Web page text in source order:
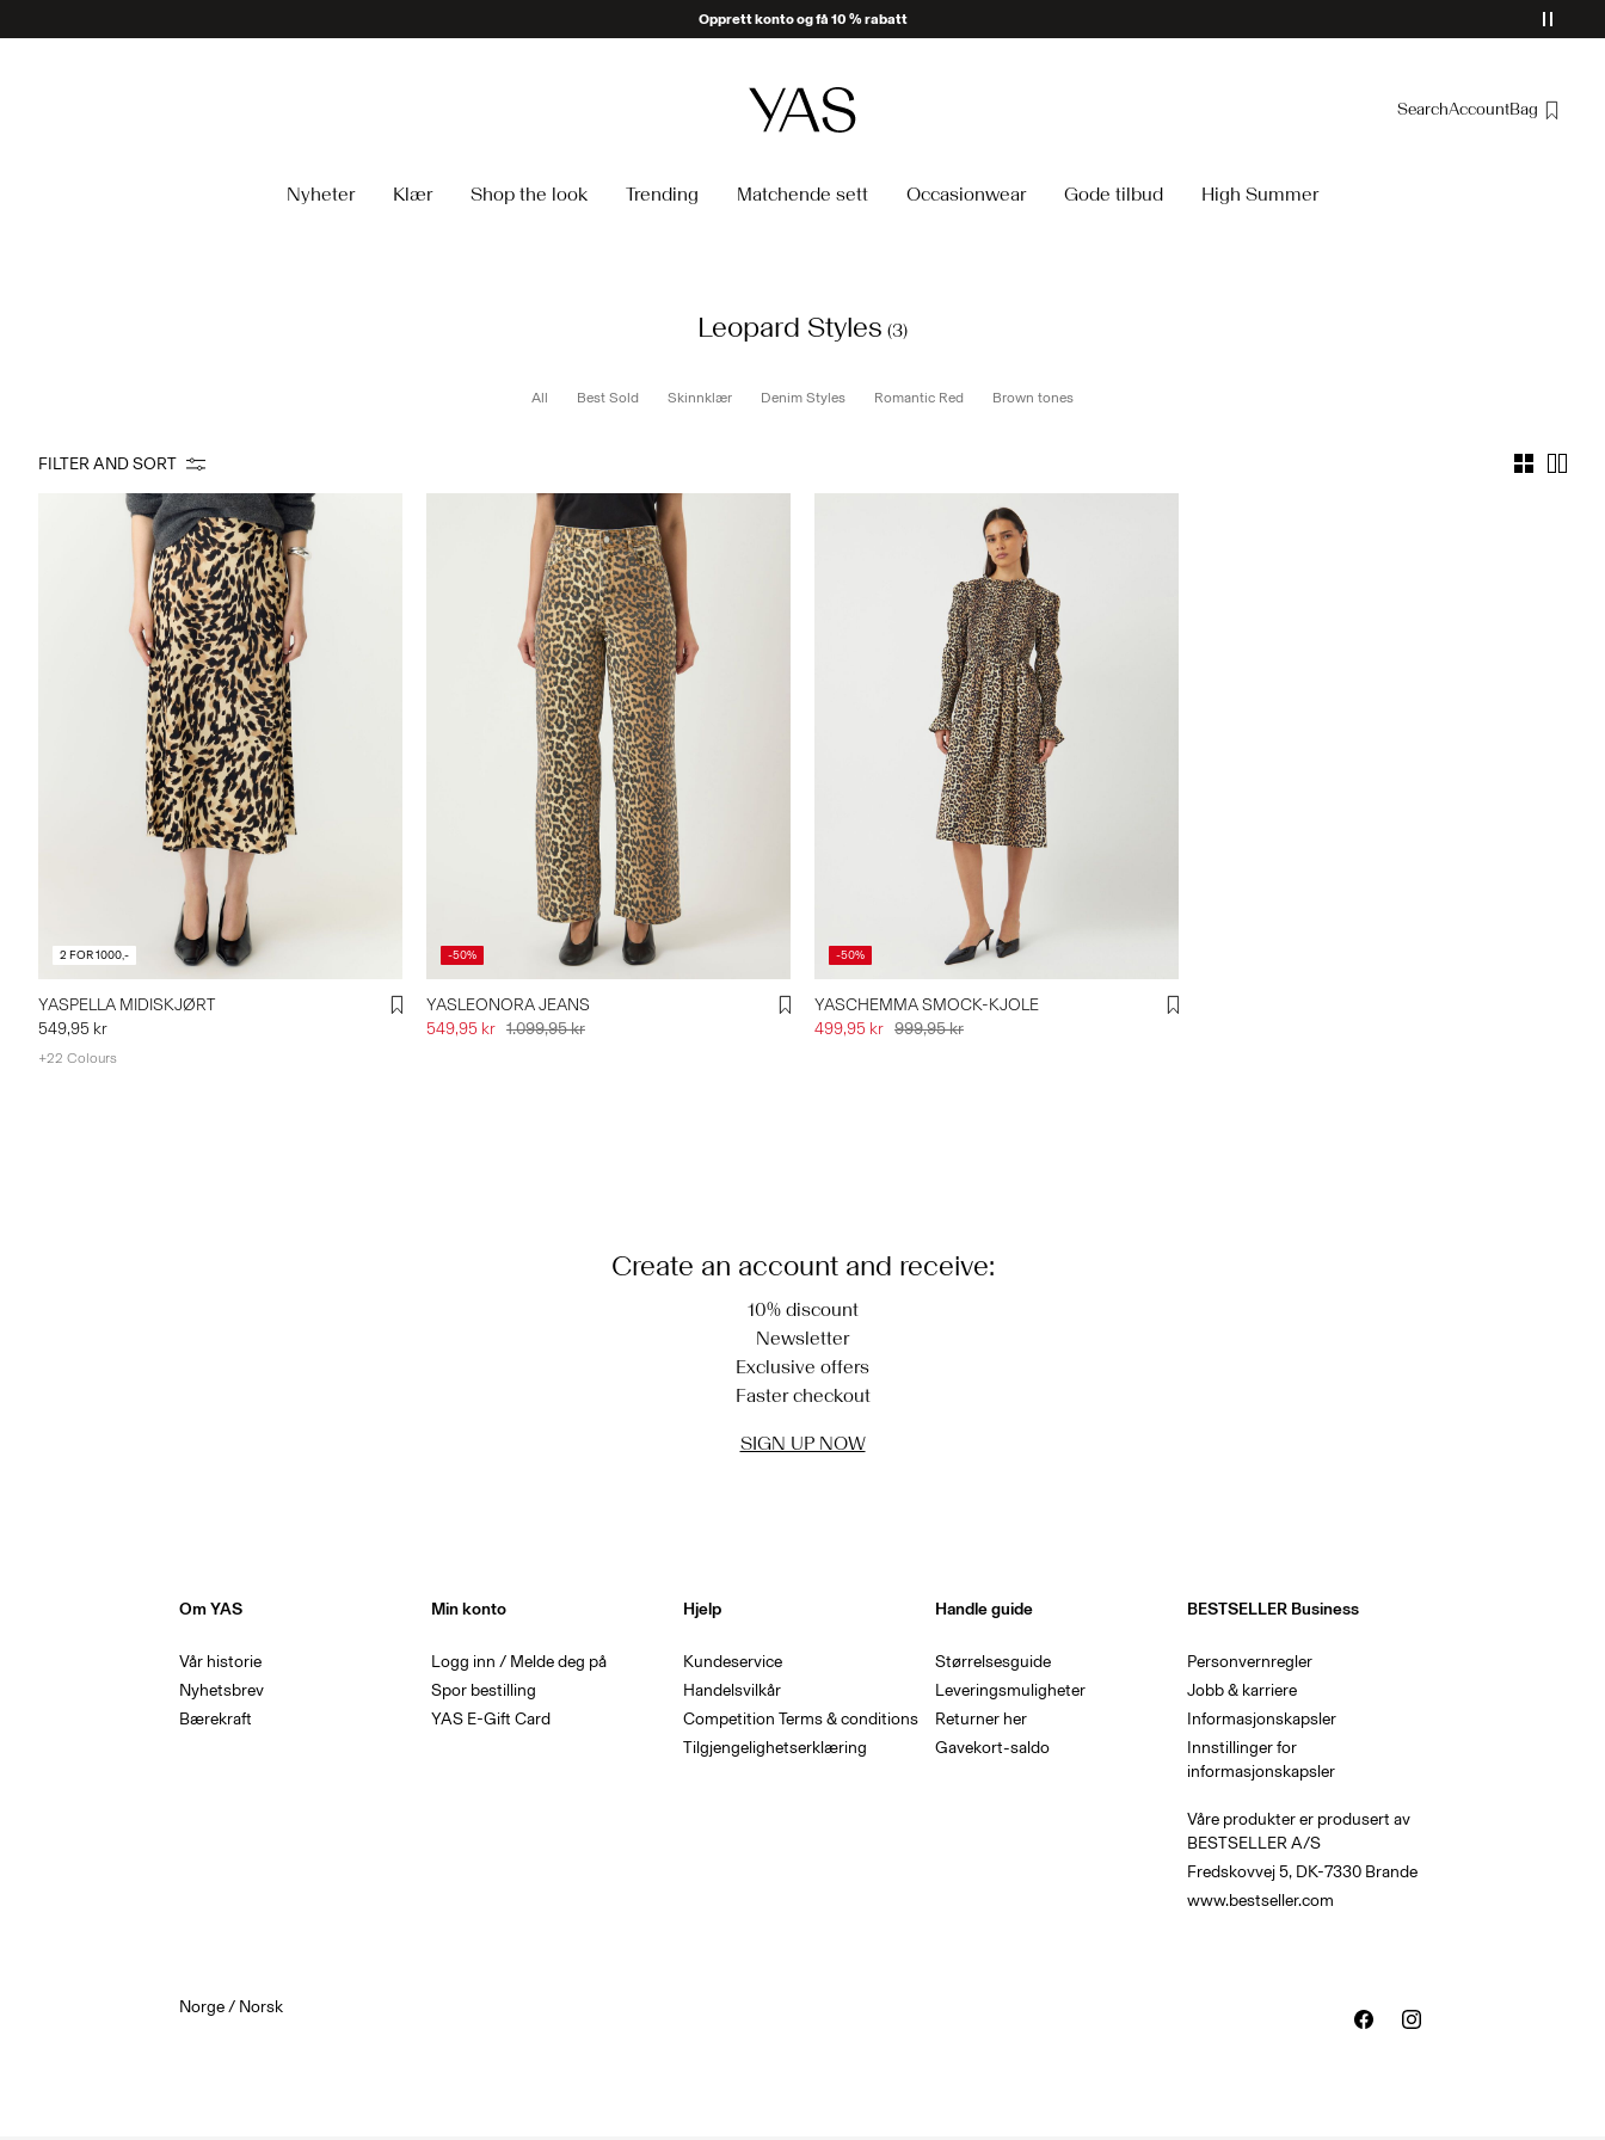
Opprett konto og få 10 % rabatt
SearchAccountBag
Nyheter Klær Shop the look Trending Matchende sett Occasionwear Gode tilbud High Summer
Leopard Styles (3)
All Best Sold Skinnklær Denim Styles Romantic Red Brown tones
FILTER AND SORT
2 FOR 1000,-
YASPELLA MIDISKJØRT
549,95 kr
+22 Colours
-50%
YASLEONORA JEANS
549,95 kr 1.099,95 kr
-50%
YASCHEMMA SMOCK-KJOLE
499,95 kr 999,95 kr
Create an account and receive:
10% discount
Newsletter
Exclusive offers
Faster checkout
SIGN UP NOW
Om YAS
Vår historie
Nyhetsbrev
Bærekraft
Min konto
Logg inn / Melde deg på
Spor bestilling
YAS E-Gift Card
Hjelp
Kundeservice
Handelsvilkår
Competition Terms & conditions
Tilgjengelighetserklæring
Handle guide
Størrelsesguide
Leveringsmuligheter
Returner her
Gavekort-saldo
BESTSELLER Business
Personvernregler
Jobb & karriere
Informasjonskapsler
Innstillinger for
informasjonskapsler
Våre produkter er produsert av
BESTSELLER A/S
Fredskovvej 5, DK-7330 Brande
www.bestseller.com
Norge / Norsk